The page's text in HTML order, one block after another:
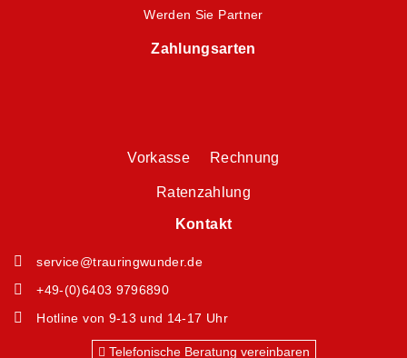
Werden Sie Partner
Zahlungsarten
Vorkasse Rechnung
Ratenzahlung
Kontakt
service@trauringwunder.de
+49-(0)6403 9796890
Hotline von 9-13 und 14-17 Uhr
Telefonische Beratung vereinbaren